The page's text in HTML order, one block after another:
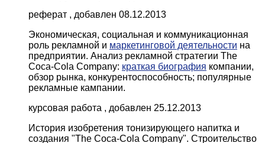
реферат , добавлен 08.12.2013
Экономическая, социальная и коммуникационная
роль рекламной и маркетинговой деятельности на
предприятии. Анализ рекламной стратегии The
Coca-Cola Company: краткая биография компании,
обзор рынка, конкурентоспособность; популярные
рекламные кампании.
курсовая работа , добавлен 25.12.2013
История изобретения тонизирующего напитка и
создания "The Coca-Cola Company". Строительство